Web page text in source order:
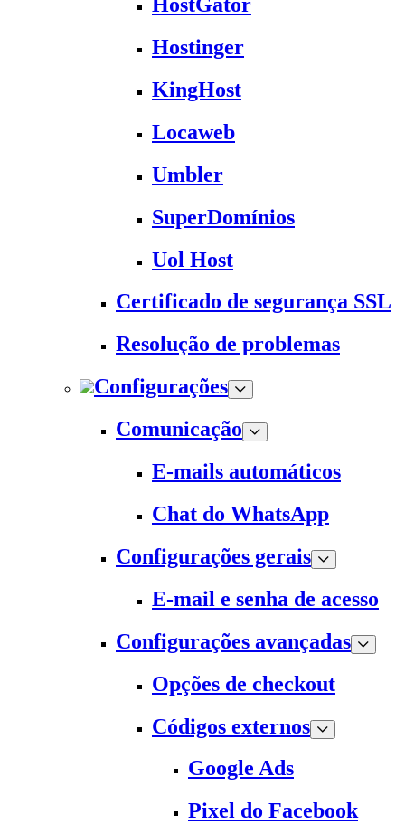
Hostinger
KingHost
Locaweb
Umbler
SuperDomínios
Uol Host
Certificado de segurança SSL
Resolução de problemas
Configurações
Comunicação
E-mails automáticos
Chat do WhatsApp
Configurações gerais
E-mail e senha de acesso
Configurações avançadas
Opções de checkout
Códigos externos
Google Ads
Pixel do Facebook